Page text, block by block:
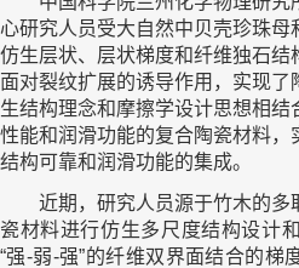
心研究人员受大自然中贝壳珍珠
仿生层状、层状梯度和纤维独石
面对裂纹扩展的诱导作用，实现
生结构理念和摩擦学设计思想相
性能和润滑功能的复合陶瓷材料
结构可靠和润滑功能的集成。
近期，研究人员源于竹木的
瓷材料进行仿生多尺度结构设计
“强-弱-强”的纤维双界面结合的梯